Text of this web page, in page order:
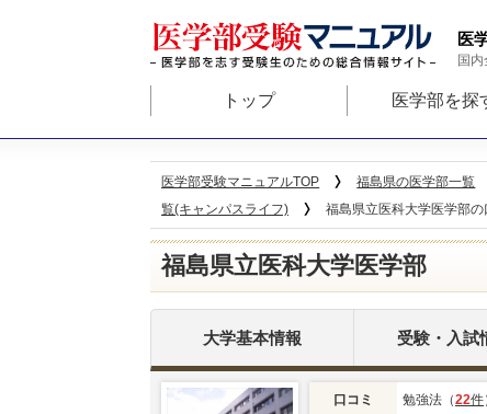
医
国
トップ 医学部を探
医学部受験マニュアルTOP 福島県の医学部一覧
覧(キャンパスライフ)
福島県立医科大学医学部の
福島県立医科大学医学部
大学基本情報 受験・入試
口コミ 勉強法（22件